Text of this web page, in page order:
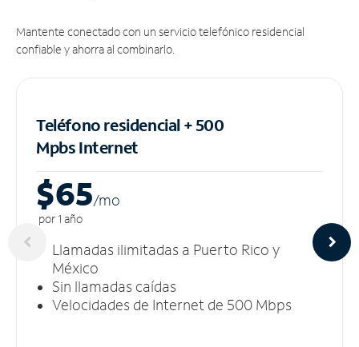
Mantente conectado con un servicio telefónico residencial
confiable y ahorra al combinarlo.
Teléfono residencial + 500
MpbsInternet
$65/mo
por 1 año
Llamadas ilimitadas a Puerto Rico y
México
Sin llamadas caídas
Velocidades de Internet de 500 Mbps